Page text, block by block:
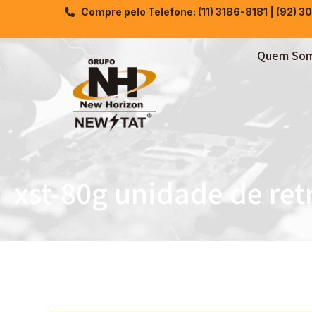
Compre pelo Telefone: (11) 3186-8181 | (92)
Quem
xst-80g unidade de